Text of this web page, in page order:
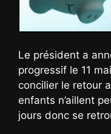
Le président a
progressif le 11
concilier le retour
enfants n’aillent
jours donc se